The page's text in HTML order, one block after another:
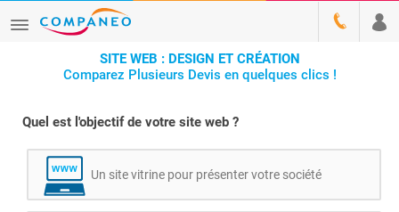
SITE WEB : DESIGN ET CRÉATION
Comparez Plusieurs Devis en quelques clics !
Quel est l'objectif de votre site web ?
Un site vitrine pour présenter votre société